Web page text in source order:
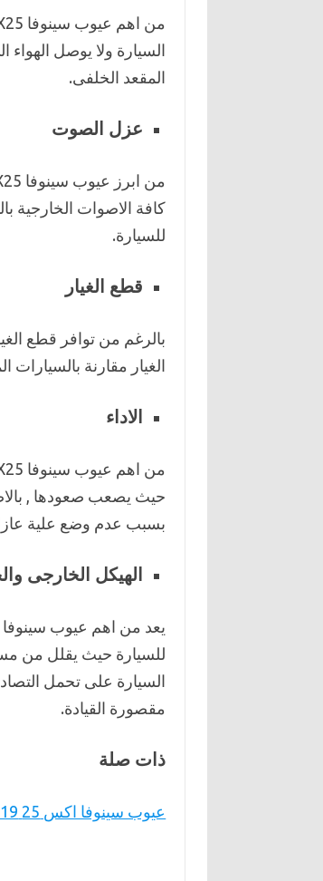
السيارة ولا يوصل
المقعد الخلفى.
عزل الصوت
كافة الاصوات الخارجية
للسيارة.
قطع الغيار
بالرغم من توافر قطع
الغيار مقارنة
الاداء
حيث يصعب صعودها ,
بسبب عدم وضع علية
الهيكل الخارجى
للسيارة حيث يقلل من
السيارة على تحمل
مقصورة القيادة.
ذات صلة
عيوب سينوفا اكس 25 2019